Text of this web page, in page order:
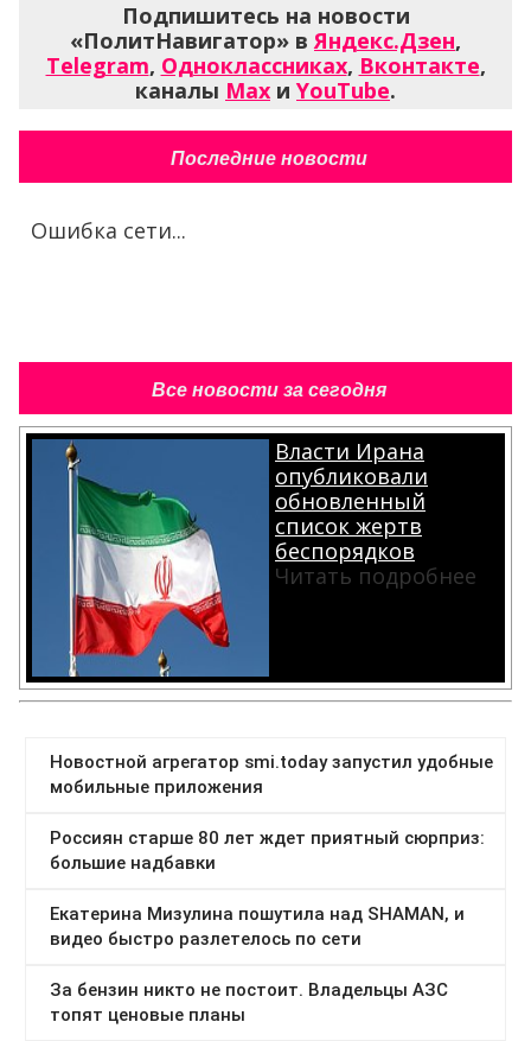
Подпишитесь на новости
«ПолитНавигатор» вЯндекс.Дзен,
Telegram, Одноклассниках, Вконтакте,
каналы Max и YouTube.
Последние новости
Ошибка сети...
Все новости за сегодня
Власти Ирана
опубликовали
обновленный
список жертв
беспорядков
Читать подробнее